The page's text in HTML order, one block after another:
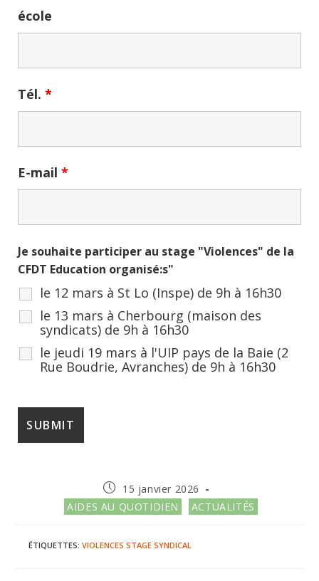
école
Tél. *
E-mail *
Je souhaite participer au stage "Violences" de la
CFDT Education organisé:s"
le 12 mars à St Lo (Inspe) de 9h à 16h30
le 13 mars à Cherbourg (maison des
syndicats) de 9h à 16h30
le jeudi 19 mars à l'UIP pays de la Baie (2
Rue Boudrie, Avranches) de 9h à 16h30
Publication
publiée :
15 janvier 2026
Post
category:
AIDES AU QUOTIDIEN ACTUALITÉS
ÉTIQUETTES: VIOLENCES STAGE SYNDICAL